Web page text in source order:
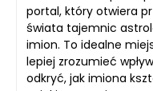
portal, który otwiera
świata tajemnic
imion. To idealne
lepiej zrozumieć
odkryć, jak imiona